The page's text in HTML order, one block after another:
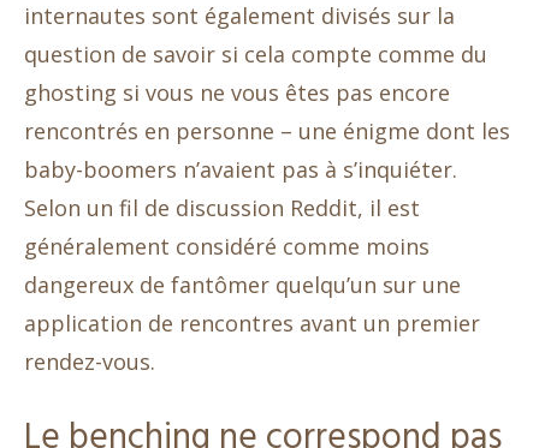
internautes sont également divisés sur la
question de savoir si cela compte comme du
ghosting si vous ne vous êtes pas encore
rencontrés en personne – une énigme dont les
baby-boomers n’avaient pas à s’inquiéter.
Selon un fil de discussion Reddit, il est
généralement considéré comme moins
dangereux de fantômer quelqu’un sur une
application de rencontres avant un premier
rendez-vous.